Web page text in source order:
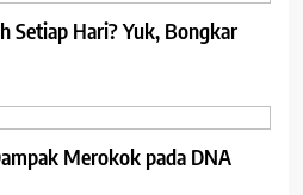
Setiap Hari? Yuk, Bongkar
Merokok pada DNA